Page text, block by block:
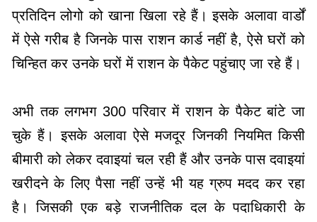
प्रतिदिन लोगो को खाना खिला रहे हैं। इसके अलावा वार्डों
में ऐसे गरीब है जिनके पास राशन कार्ड नहीं है, ऐसे घरों को
चिन्हित कर उनके घरों में राशन के पैकेट पहुंचाए जा रहे हैं।
अभी तक लगभग 300 परिवार में राशन के पैकेट बांटे जा
चुके हैं। इसके अलावा ऐसे मजदूर जिनकी नियमित किसी
बीमारी को लेकर दवाइयां चल रही हैं और उनके पास दवाइयां
खरीदने के लिए पैसा नहीं उन्हें भी यह ग्रुप मदद कर रहा
है। जिसकी एक बड़े राजनीतिक दल के पदाधिकारी के